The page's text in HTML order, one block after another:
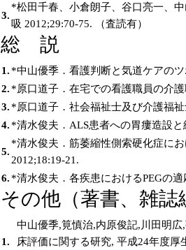
3.
*松田千春、小倉朗子、谷口亮一、
吸 2012;29:70-75. （査読有）
総 説
1. *中山優季．看護判断と気道ケアの
2. *原口道子．在宅での看護職員の介
3. *原口道子．社会福祉士及び介護福
4. *清水俊夫．ALS患者への胃瘻造設
5.
*清水俊夫．筋萎縮性側索硬化症に
2012;18:19-21.
6. *清水俊夫．各疾患におけるPEGの
その他（著書、雑誌
1.
中山優季,筧慎治,内原俊記,川田明
床評価に関する研究, 平成24年度